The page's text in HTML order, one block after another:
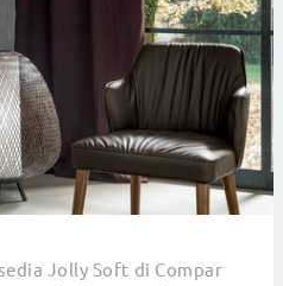
Jolly Soft di Compar